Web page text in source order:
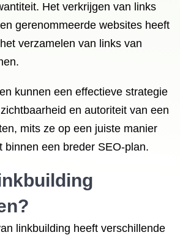
Het verkrijgen van links
gerenommeerde websites heeft
verzamelen van links van
kunnen een effectieve strategie
en autoriteit van een
mits ze op een juiste manier
binnen een breder SEO-plan.
?
linkbuilding heeft verschillende